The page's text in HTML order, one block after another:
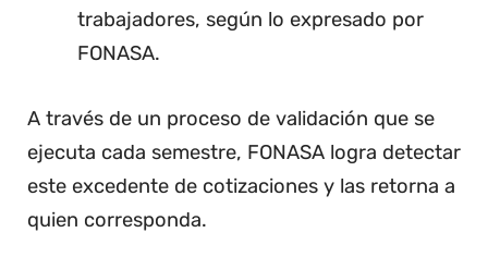
trabajadores, según lo expresado por
FONASA.
A través de un proceso de validación que se
ejecuta cada semestre, FONASA logra detectar
este excedente de cotizaciones y las retorna a
quien corresponda.